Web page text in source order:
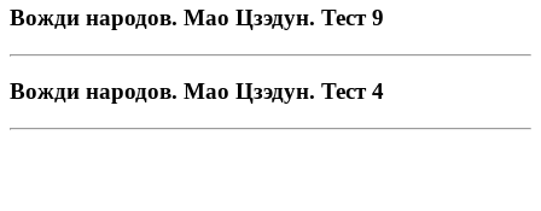
Вожди народов. Мао Цзэдун. Тест 9
Вожди народов. Мао Цзэдун. Тест 4